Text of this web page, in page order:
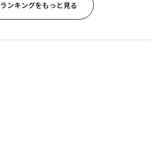
ランキングをもっと見る